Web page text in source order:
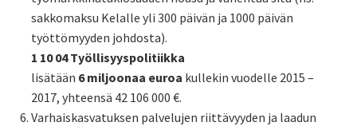
sakkomaksu Kelalle yli 300 päivän ja 1000 päivän
työttömyyden johdosta).
1 10 04 Työllisyyspolitiikka
lisätään 6 miljoonaa euroa kullekin vuodelle 2015 –
2017, yhteensä 42 106 000 €.
Varhaiskasvatuksen palvelujen riittävyyden ja laadun